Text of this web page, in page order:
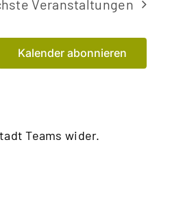
Veranstaltungen
Kalender abonnieren
Teams wider.